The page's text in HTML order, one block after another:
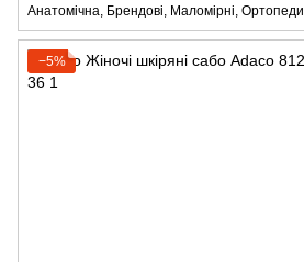
Анатомічна, Брендові, Маломірні,
−5%